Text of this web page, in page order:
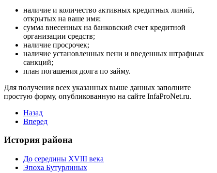
наличие и количество активных кредитных линий,
открытых на ваше имя;
сумма внесенных на банковский счет кредитной
организации средств;
наличие просрочек;
наличие установленных пени и введенных штрафных
санкций;
план погашения долга по займу.
Для получения всех указанных выше данных заполните
простую форму, опубликованную на сайте InfaProNet.ru.
Назад
Вперед
История района
До середины XVIII века
Эпоха Бутурлиных